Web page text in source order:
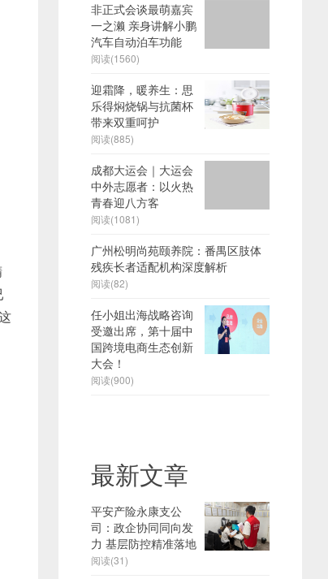
非正式会谈最萌嘉宾
一之濑 亲身讲解小鹏
汽车自动泊车功能
阅读(1560)
迎霜降，暖养生：思
乐得焖烧锅与抗菌杯
带来双重呵护
阅读(885)
成都大运会｜大运会
中外志愿者：以火热
青春迎八方客
阅读(1081)
广州松明尚苑颐养院：番禺区肢体
残疾长者适配机构深度解析
阅读(82)
任小姐出海战略咨询
受邀出席，第十届中
国跨境电商生态创新
大会！
阅读(900)
最新文章
平安产险永康支公
司：政企协同同向发
力 基层防控精准落地
阅读(31)